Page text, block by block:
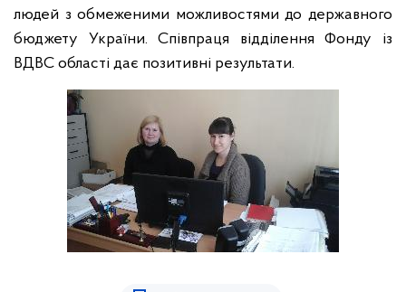
людей з обмеженими можливостями до державного
бюджету України. Співпраця відділення Фонду із
ВДВС області дає позитивні результати.